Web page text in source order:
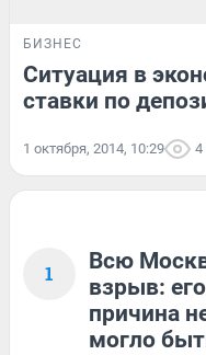
БИЗНЕС
Ситуация в
ставки по
1 октября, 2014, 10:29 4
1
Всю
взрыв:
причина
могло